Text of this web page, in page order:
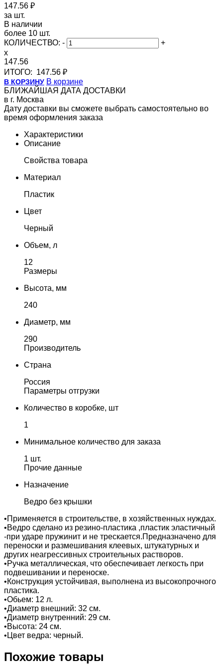
147.56 ₽
за шт.
В наличии
более 10 шт.
КОЛИЧЕСТВО: -
+
x
147.56
ИТОГО: 147.56 ₽
В КОРЗИНУ В корзине
БЛИЖАЙШАЯ ДАТА ДОСТАВКИ
в г. Москва
Дату доставки вы сможете выбрать самостоятельно во
время оформления заказа
Характеристики
Описание
Свойства товара
Материал
Пластик
Цвет
Черный
Объем, л
12
Размеры
Высота, мм
240
Диаметр, мм
290
Производитель
Страна
Россия
Параметры отгрузки
Количество в коробке, шт
1
Минимальное количество для заказа
1 шт.
Прочие данные
Назначение
Ведро без крышки
•Применяется в строительстве, в хозяйственных нуждах.
•Ведро сделано из резино-пластика ,пластик эластичный
-при ударе пружинит и не трескается.Предназначено для
переноски и размешивания клеевых, штукатурных и
других неагрессивных строительных растворов.
•Ручка металлическая, что обеспечивает легкость при
подвешивании и переноске.
•Конструкция устойчивая, выполнена из высокопрочного
пластика.
•Обьем: 12 л.
•Диаметр внешний: 32 см.
•Диаметр внутренний: 29 см.
•Высота: 24 см.
•Цвет ведра: черный.
Похожие товары